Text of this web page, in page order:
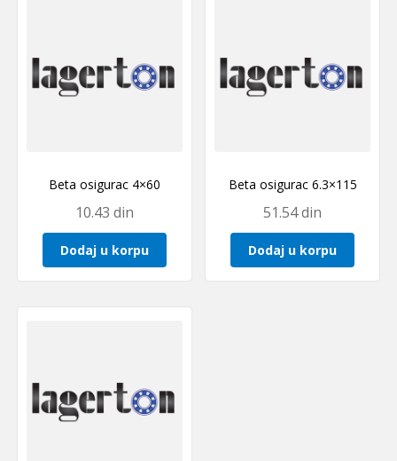
Beta osigurac 4×60
10.43 din
Dodaj u korpu
Beta osigurac 6.3×115
51.54din
Dodaj u korpu